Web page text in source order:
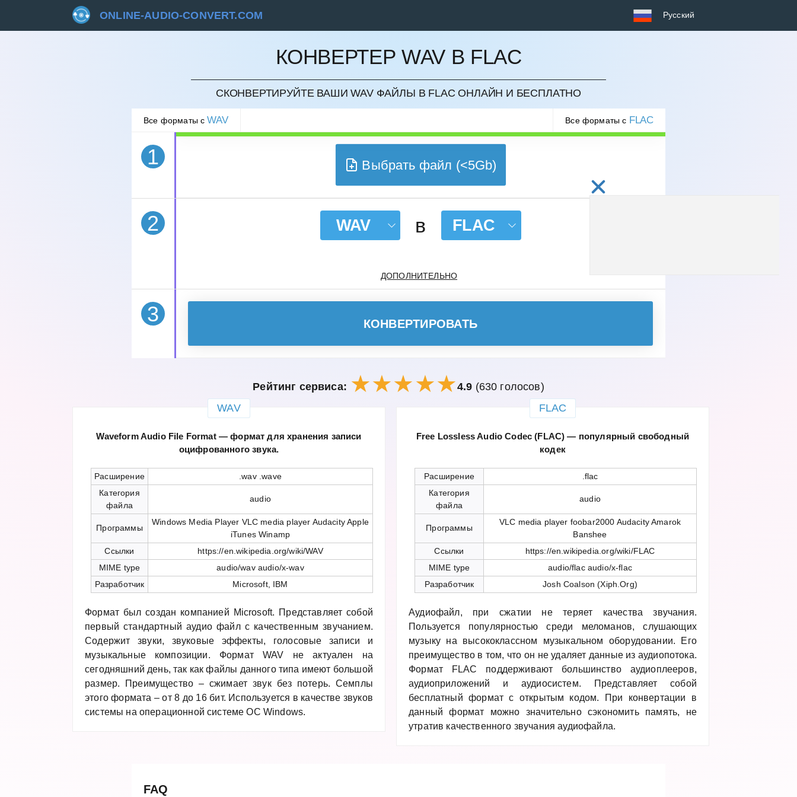
ONLINE-AUDIO-CONVERT.COM Русский
КОНВЕРТЕР WAV В FLAC
СКОНВЕРТИРУЙТЕ ВАШИ WAV ФАЙЛЫ В FLAC ОНЛАЙН И БЕСПЛАТНО
Все форматы сWAV Все форматы с FLAC
1
ОТМЕНИТЬ
Выбрать файл (<5Gb)
2 WAV в FLAC
ДОПОЛНИТЕЛЬНО
3 КОНВЕРТИРОВАТЬ
Рейтинг сервиса: 4.9 (630 голосов)
WAV
Waveform Audio File Format — формат для хранения записи
оцифрованного звука.
Расширение
.wav .wave
Категория
файла
audio
Программы
Windows Media Player VLC media player Audacity Apple
iTunes Winamp
Ссылки
https://en.wikipedia.org/wiki/WAV
MIME type
audio/wav audio/x-wav
Разработчик
Microsoft, IBM
Формат был создан компанией Microsoft. Представляет собой
первый стандартный аудио файл с качественным звучанием.
Содержит звуки, звуковые эффекты, голосовые записи и
музыкальные композиции. Формат WAV не актуален на
сегодняшний день, так как файлы данного типа имеют большой
размер. Преимущество – сжимает звук без потерь. Семплы
этого формата – от 8 до 16 бит. Используется в качестве звуков
системы на операционной системе OC Windows.
FLAC
Free Lossless Audio Codec (FLAC) — популярный свободный
кодек
Расширение
.flac
Категория
файла
audio
Программы
VLC media player foobar2000 Audacity Amarok
Banshee
Ссылки
https://en.wikipedia.org/wiki/FLAC
MIME type
audio/flac audio/x-flac
Разработчик
Josh Coalson (Xiph.Org)
Аудиофайл, при сжатии не теряет качества звучания.
Пользуется популярностью среди меломанов, слушающих
музыку на высококлассном музыкальном оборудовании. Его
преимущество в том, что он не удаляет данные из аудиопотока.
Формат FLAC поддерживают большинство аудиоплееров,
аудиоприложений и аудиосистем. Представляет собой
бесплатный формат с открытым кодом. При конвертации в
данный формат можно значительно сэкономить память, не
утратив качественного звучания аудиофайла.
FAQ